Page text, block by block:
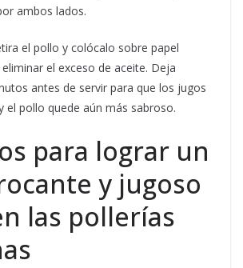
ambos lados.
el pollo y colócalo sobre papel
el exceso de aceite. Deja
antes de servir para que los jugos
el pollo quede aún más sabroso.
para lograr un
y jugoso
las pollerías